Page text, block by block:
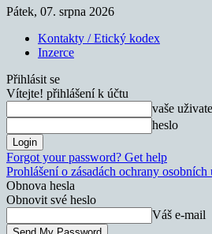
Pátek, 07. srpna 2026
Kontakty / Etický kodex
Inzerce
Přihlásit se
Vítejte! přihlášení k účtu
vaše
heslo
Forgot your password? Get help
Prohlášení o zásadách ochrany osobních
Obnova hesla
Obnovit své heslo
Váš e-mail